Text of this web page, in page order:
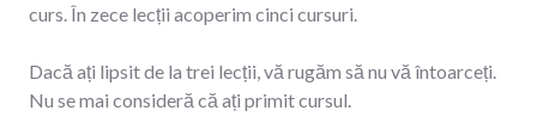
curs. În zece lecții acoperim cinci cursuri.
Dacă ați lipsit de la trei lecții, vă rugăm să nu vă întoarceți.
Nu se mai consideră că ați primit cursul.